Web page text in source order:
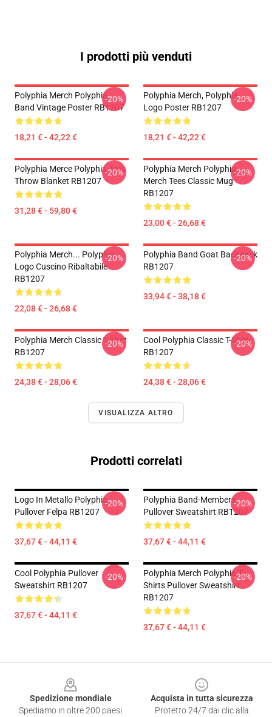
I prodotti più venduti
Polyphia Merch Polyphia
Band Vintage Poster RB1207
18,21 € - 42,22 €
-20%
Polyphia Merch, Polyphia
Logo Poster RB1207
18,21 € - 42,22 €
-20%
Polyphia Merce Polyphia Tees
Throw Blanket RB1207
31,28 € - 59,80 €
-20%
Polyphia Merch Polyphia
Merch Tees Classic Mug
RB1207
23,00 € - 26,68 €
-20%
Polyphia Merch... Polyphia
Logo Cuscino Ribaltabile
RB1207
22,08 € - 26,68 €
-20%
Polyphia Band Goat Backpack
RB1207
33,94 € - 38,18 €
-20%
Polyphia Merch Classic T-Shirt
RB1207
24,38 € - 28,06 €
-20%
Cool Polyphia Classic T-Shirt
RB1207
24,38 € - 28,06 €
-20%
VISUALIZZA ALTRO
Prodotti correlati
Logo In Metallo Polyphia
Pullover Felpa RB1207
37,67 € - 44,11 €
-20%
Polyphia Band-Members
Pullover Sweatshirt RB1207
37,67 € - 44,11 €
-20%
Cool Polyphia Pullover
Sweatshirt RB1207
37,67 € - 44,11 €
-20%
Polyphia Merch Polyphia T-
Shirts Pullover Sweatshirt
RB1207
37,67 € - 44,11 €
-20%
Spedizione mondiale
Spediamo in oltre 200 paesi
Acquista in tutta sicurezza
Protetto 24/7 dai clic alla